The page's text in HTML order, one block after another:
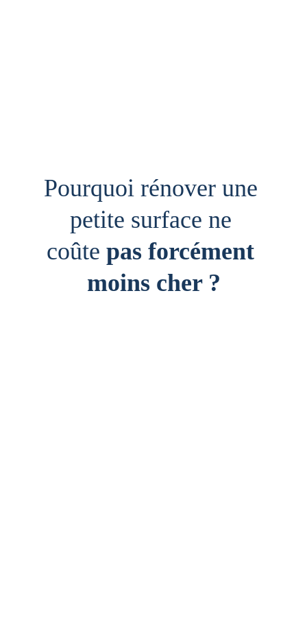
Pourquoi rénover une
petite surface ne
coûte pas forcément
moins cher ?